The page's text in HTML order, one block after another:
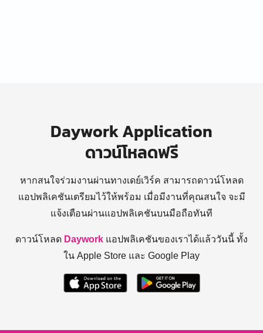
Daywork Application
ดาวน์โหลดฟรี
หากสนใจร่วมงานผ่านทางเดย์เวิร์ค สามารถดาวน์โหลด
แอปพลิเคชันเตรียมไว้ให้พร้อม เมื่อมีงานที่คุณสนใจ จะมี
แจ้งเตือนผ่านแอปพลิเคชันบนมือถือทันที
ดาวน์โหลด Daywork แอปพลิเคชันของเราได้แล้ววันนี้ ทั้ง
ใน Apple Store และ Google Play